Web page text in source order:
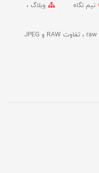
نیم نگاه
وبلاگ
تفاوت RAW و JPEG